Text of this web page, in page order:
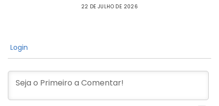
22 DE JULHO DE 2026
Login